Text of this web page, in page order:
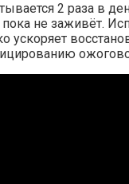
2 раза в
не заживёт.
ускоряет